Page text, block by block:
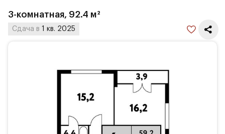
3-комнатная, 92.4 м²
Сдача в 1 кв. 2025